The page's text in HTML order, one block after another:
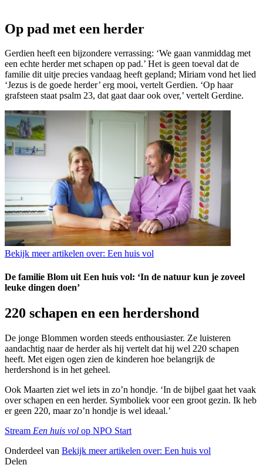
Op pad met een herder
Gerdien heeft een bijzondere verrassing: ‘We gaan vanmiddag met
een echte herder met schapen op pad.’ Het is geen toeval dat de
familie dit uitje precies vandaag heeft gepland; Miriam vond het lied
‘Jezus is de goede herder’ erg mooi, vertelt Gerdien. ‘Op haar
grafsteen staat psalm 23, dat gaat daar ook over,’ vertelt Gerdine.
Bekijk meer artikelen over: Een huis vol
De familie Blom uit Een huis vol: ‘In de natuur kun je zoveel
leuke dingen doen’
220 schapen en een herdershond
De jonge Blommen worden steeds enthousiaster. Ze luisteren
aandachtig naar de herder als hij vertelt dat hij wel 220 schapen
heeft. Met eigen ogen zien de kinderen hoe belangrijk de
herdershond is in het geheel.
Ook Maarten ziet wel iets in zo’n hondje. ‘In de bijbel gaat het vaak
over schapen en een herder. Symboliek voor een groot gezin. Ik heb
er geen 220, maar zo’n hondje is wel ideaal.’
Stream Een huis vol op NPO Start
Onderdeel van Bekijk meer artikelen over: Een huis vol
Delen